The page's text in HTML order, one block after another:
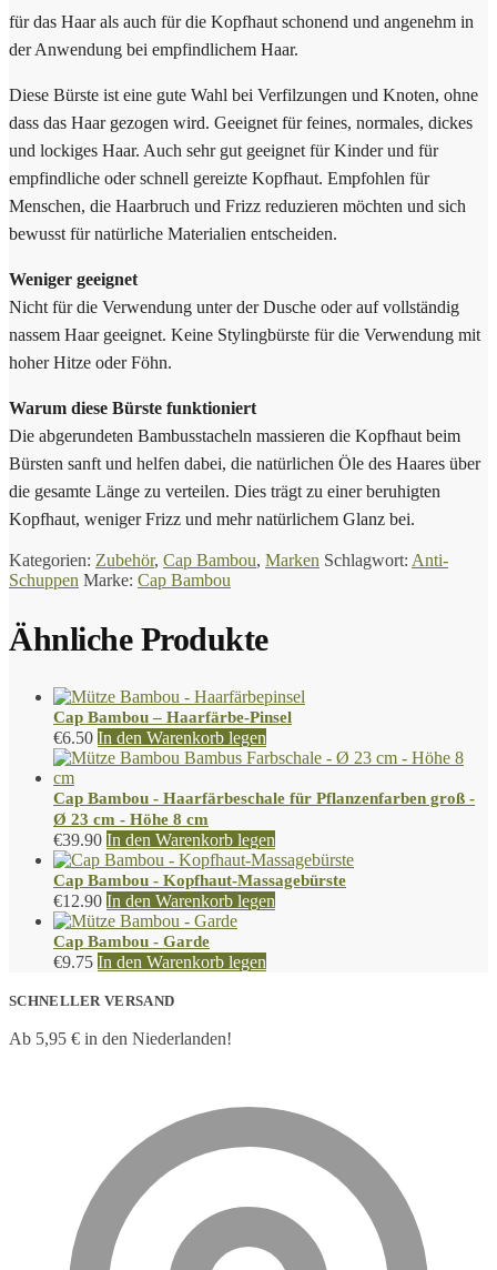
für das Haar als auch für die Kopfhaut schonend und angenehm in
der Anwendung bei empfindlichem Haar.
Diese Bürste ist eine gute Wahl bei Verfilzungen und Knoten, ohne
dass das Haar gezogen wird. Geeignet für feines, normales, dickes
und lockiges Haar. Auch sehr gut geeignet für Kinder und für
empfindliche oder schnell gereizte Kopfhaut. Empfohlen für
Menschen, die Haarbruch und Frizz reduzieren möchten und sich
bewusst für natürliche Materialien entscheiden.
Weniger geeignet
Nicht für die Verwendung unter der Dusche oder auf vollständig
nassem Haar geeignet. Keine Stylingbürste für die Verwendung mit
hoher Hitze oder Föhn.
Warum diese Bürste funktioniert
Die abgerundeten Bambusstacheln massieren die Kopfhaut beim
Bürsten sanft und helfen dabei, die natürlichen Öle des Haares über
die gesamte Länge zu verteilen. Dies trägt zu einer beruhigten
Kopfhaut, weniger Frizz und mehr natürlichem Glanz bei.
Kategorien: Zubehör, Cap Bambou, Marken Schlagwort: Anti-
Schuppen Marke: Cap Bambou
Ähnliche Produkte
Cap Bambou – Haarfärbe-Pinsel
€6.50 In den Warenkorb legen
Cap Bambou - Haarfärbeschale für Pflanzenfarben groß -
Ø 23 cm - Höhe 8 cm
€39.90 In den Warenkorb legen
Cap Bambou - Kopfhaut-Massagebürste
€12.90 In den Warenkorb legen
Cap Bambou - Garde
€9.75 In den Warenkorb legen
SCHNELLER VERSAND
Ab 5,95 € in den Niederlanden!